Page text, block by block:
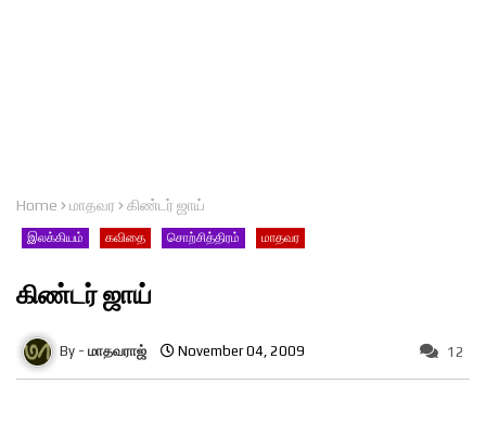
Home மாதவர கிண்டர் ஜாய்
இலக்கியம் கவிதை சொற்சித்திரம் மாதவர
கிண்டர் ஜாய்
மாதவராஜ் November 04, 2009 12